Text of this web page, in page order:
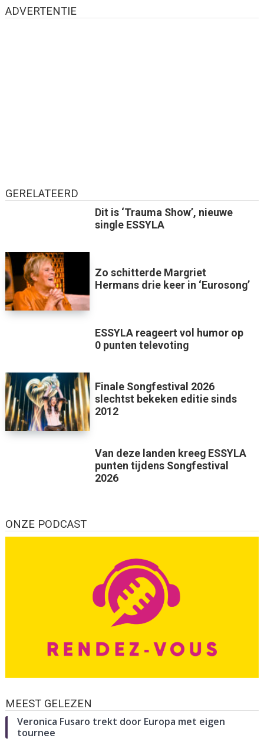
ADVERTENTIE
GERELATEERD
Dit is ‘Trauma Show’, nieuwe
single ESSYLA
Zo schitterde Margriet
Hermans drie keer in ‘Eurosong’
ESSYLA reageert vol humor op
0 punten televoting
Finale Songfestival 2026
slechtst bekeken editie sinds
2012
Van deze landen kreeg ESSYLA
punten tijdens Songfestival
2026
ONZE PODCAST
MEEST GELEZEN
Veronica Fusaro trekt door Europa met eigen
tournee